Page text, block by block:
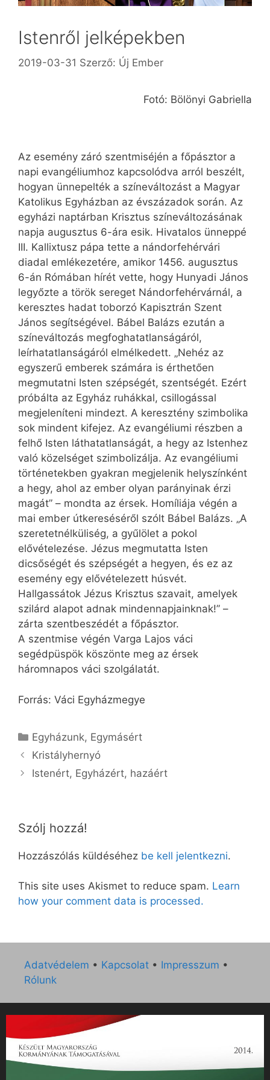
Istenről jelképekben
2019-03-31 Szerző: Új Ember
Fotó: Bölönyi Gabriella
Az esemény záró szentmiséjén a főpásztor a
napi evangéliumhoz kapcsolódva arról beszélt,
hogyan ünnepelték a színeváltozást a Magyar
Katolikus Egyházban az évszázadok során. Az
egyházi naptárban Krisztus színeváltozásának
napja augusztus 6-ára esik. Hivatalos ünneppé
III. Kallix­tusz pápa tette a nándorfehérvári
diadal emlékezetére, amikor 1456. augusztus
6-án Rómában hírét vette, hogy Hunyadi János
legyőzte a török sereget Nándorfehérvárnál, a
keresztes hadat toborzó Kapisztrán Szent
János segítségével. Bábel Balázs ezután a
színeváltozás megfoghatatlanságáról,
leírhatatlanságáról elmélkedett. „Nehéz az
egyszerű emberek számára is érthetően
megmutatni Isten szépségét, szentségét. Ezért
próbálta az Egyház ruhákkal, csillogással
megjeleníteni mind­ezt. A keresztény szimbolika
sok mindent kifejez. Az evangéliumi részben a
felhő Isten láthatatlanságát, a hegy az Istenhez
való közelséget szimbolizálja. Az evangéliumi
történetekben gyakran megjelenik helyszínként
a hegy, ahol az ember olyan parányinak érzi
magát” – mondta az érsek. Homíliája végén a
mai ember útkereséséről szólt Bábel Balázs. „A
szeretetnélküliség, a gyűlölet a pokol
elővételezése. Jézus megmutatta Isten
dicsőségét és szépségét a hegyen, és ez az
esemény egy elővételezett húsvét.
Hallgassátok Jézus Krisztus szavait, amelyek
szilárd alapot adnak mindennapjainknak!” –
zárta szentbeszédét a főpásztor.
A szentmise végén Varga Lajos váci
segédpüspök köszönte meg az érsek
háromnapos váci szolgálatát.
Forrás: Váci Egyházmegye
Kategória
Egyházunk, Egymásért
Kristályhernyó
Istenért, Egyházért, hazáért
Szólj hozzá!
Hozzászólás küldéséhez be kell jelentkezni.
This site uses Akismet to reduce spam. Learn
how your comment data is processed.
Adatvédelem • Kapcsolat • Impresszum •
Rólunk